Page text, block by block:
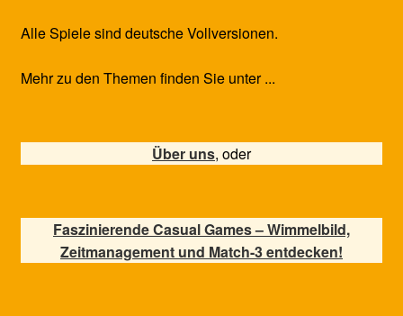
Alle Spiele sind deutsche Vollversionen.
Mehr zu den Themen finden Sie unter ...
Über uns, oder
Faszinierende Casual Games – Wimmelbild,
Zeitmanagement und Match-3 entdecken!